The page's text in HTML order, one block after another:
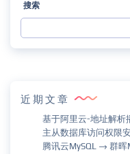
搜索
近期文章
基于阿里云-地址解
主从数据库访问权限
腾讯云MySQL → 群